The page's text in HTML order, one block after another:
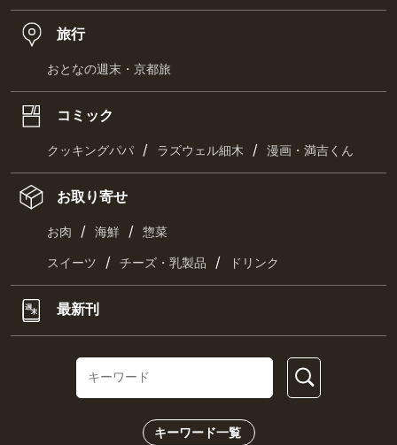
旅行
おとなの週末・京都旅
コミック
クッキングパパ / ラズウェル細木 / 漫画・満吉くん
お取り寄せ
お肉 / 海鮮 / 惣菜
スイーツ / チーズ・乳製品 / ドリンク
最新刊
キーワード一覧